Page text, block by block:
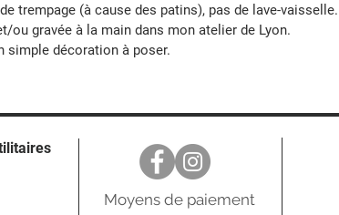
trempage (à cause des patins), pas de lave-vaisselle.
ou gravée à la main dans mon atelier de Lyon.
simple décoration à poser.
Moyens de paiement